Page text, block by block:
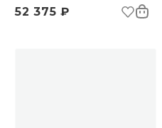
52 375 ₽